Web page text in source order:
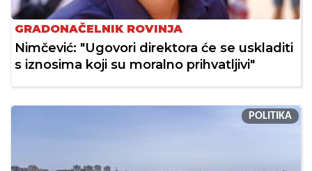
GRADONAČELNIK ROVINJA
Nimčević: "Ugovori direktora će se uskladiti
s iznosima koji su moralno prihvatljivi"
POLITIKA